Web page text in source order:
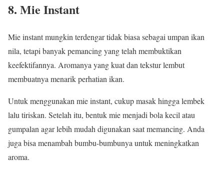
8. Mie Instant
Mie instant mungkin terdengar tidak biasa sebagai umpan ikan
nila, tetapi banyak pemancing yang telah membuktikan
keefektifannya. Aromanya yang kuat dan tekstur lembut
membuatnya menarik perhatian ikan.
Untuk menggunakan mie instant, cukup masak hingga lembek
lalu tiriskan. Setelah itu, bentuk mie menjadi bola kecil atau
gumpalan agar lebih mudah digunakan saat memancing. Anda
juga bisa menambah bumbu-bumbunya untuk meningkatkan
aroma.